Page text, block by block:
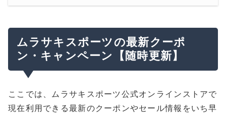
ムラサキスポーツの最新クーポ
ン・キャンペーン【随時更新】
ここでは、ムラサキスポーツ公式オンラインストアで
現在利用できる最新のクーポンやセール情報をいち早